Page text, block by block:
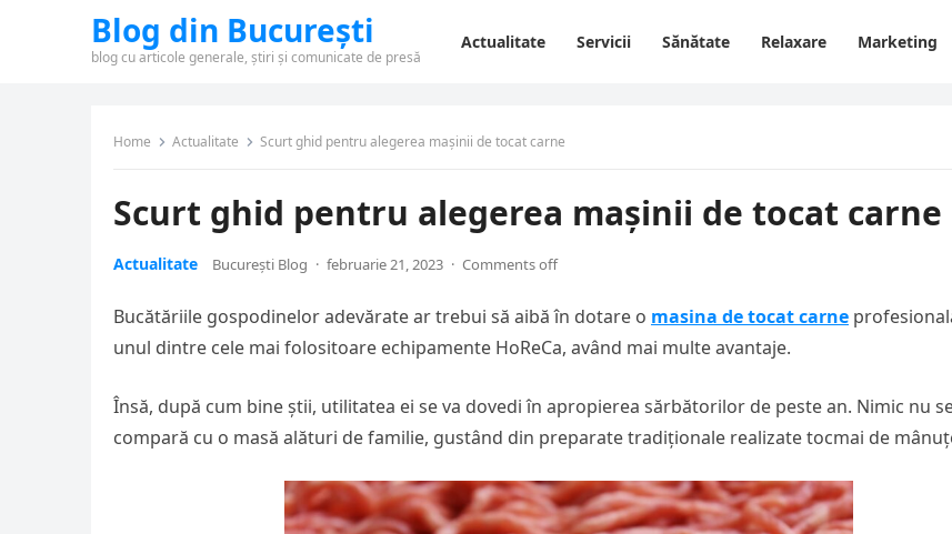
Blog din București
blog cu articole generale, știri și comunicate de presă
Actualitate Servicii Sănătate Relaxare Marketing
Home Actualitate Scurt ghid pentru alegerea mașinii de tocat carne
Scurt ghid pentru alegerea mașinii de tocat carne
Actualitate București Blog · februarie 21, 2023 · Comments off
Bucătăriile gospodinelor adevărate ar trebui să aibă în dotare o masina de tocat carne
unul dintre cele mai folositoare echipamente HoReCa, având mai multe avantaje.
Însă, după cum bine știi, utilitatea ei se va dovedi în apropierea sărbătorilor de peste an. Nimic nu
compară cu o masă alături de familie, gustând din preparate tradiționale realizate tocmai de